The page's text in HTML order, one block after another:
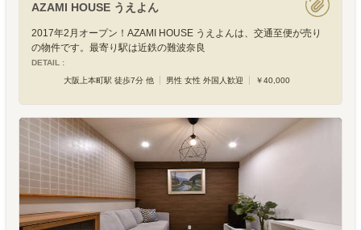
AZAMI HOUSE うえよん
2017年2月オープン！AZAMI HOUSE うえよんは、交通至便が売り
の物件です。最寄り駅は近鉄の難波奈良
DETAIL :
大阪上本町駅 徒歩7分 他
男性 女性 外国人歓迎 ￥40,000